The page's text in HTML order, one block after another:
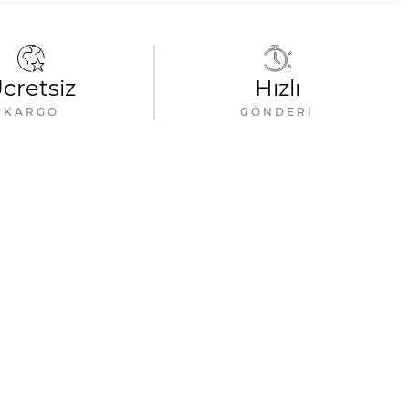
KARGO
Hızlı
GÖNDERI